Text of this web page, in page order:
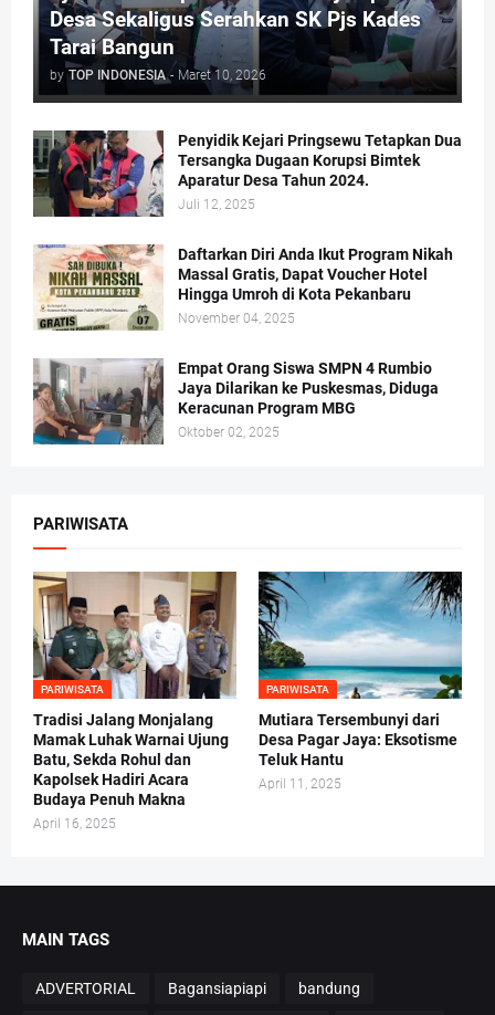
Desa Sekaligus Serahkan SK Pjs Kades
Tarai Bangun
by TOP INDONESIA - Maret 10, 2026
Penyidik Kejari Pringsewu Tetapkan Dua
Tersangka Dugaan Korupsi Bimtek
Aparatur Desa Tahun 2024.
Juli 12, 2025
Daftarkan Diri Anda Ikut Program Nikah
Massal Gratis, Dapat Voucher Hotel
Hingga Umroh di Kota Pekanbaru
November 04, 2025
Empat Orang Siswa SMPN 4 Rumbio
Jaya Dilarikan ke Puskesmas, Diduga
Keracunan Program MBG
Oktober 02, 2025
PARIWISATA
PARIWISATA
Tradisi Jalang Monjalang
Mamak Luhak Warnai Ujung
Batu, Sekda Rohul dan
Kapolsek Hadiri Acara
Budaya Penuh Makna
April 16, 2025
PARIWISATA
Mutiara Tersembunyi dari
Desa Pagar Jaya: Eksotisme
Teluk Hantu
April 11, 2025
MAIN TAGS
ADVERTORIAL Bagansiapiapi bandung